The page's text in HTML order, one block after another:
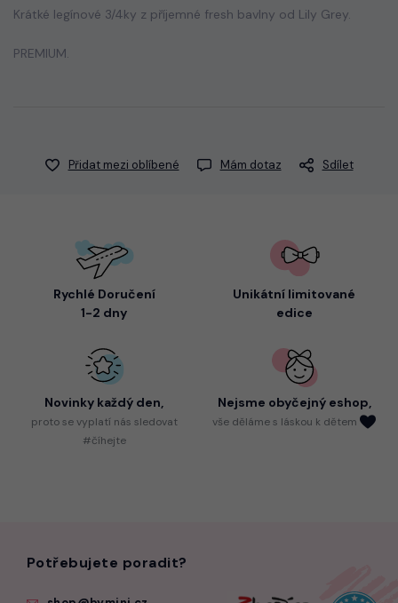
Krátké legínové 3/4ky z příjemné fresh bavlny od Lily Grey.
PREMIUM.
Přidat mezi oblíbené Mám dotaz Sdílet
Rychlé Doručení
1-2 dny
Unikátní limitované
edice
Novinky každý den,
protose vyplatí nás sledovat
#číhejte
Nejsme obyčejný eshop,
vše děláme s láskou k dětem
Potřebujete poradit?